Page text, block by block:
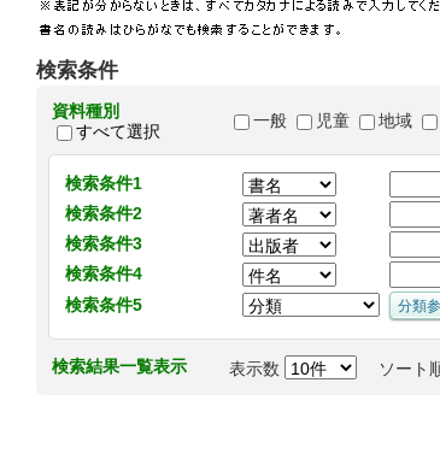
検索条件
資料種別
すべて選択
一般 児童 地域
検索条件1
検索条件2
検索条件3
検索条件4
検索条件5
検索結果一覧表示 表示数 ソート